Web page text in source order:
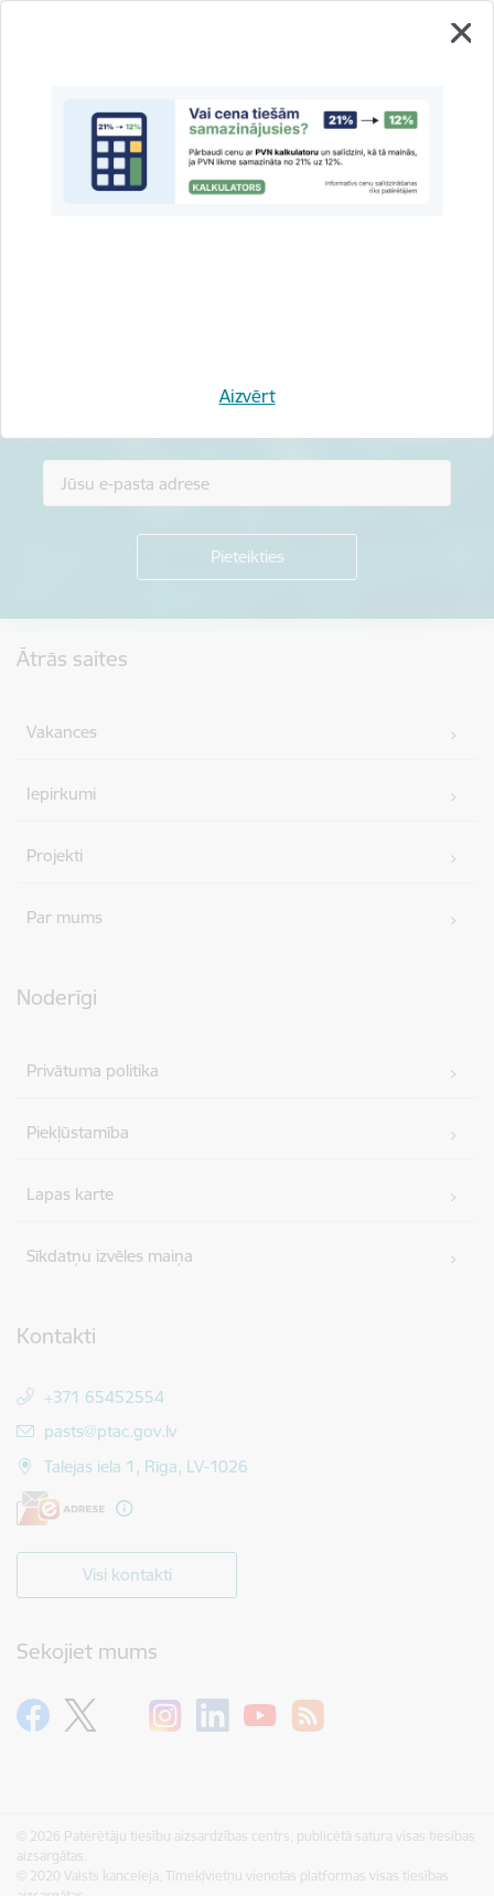
Aizvērt
Vai šī informācija bija noderīga?
Ātrās saites
Vakances
Iepirkumi
Projekti
Par mums
Noderīgi
Privātuma politika
Piekļūstamība
Lapas karte
Sīkdatņu izvēles maiņa
Kontakti
+371 65452554
E-pasts:
pasts@ptac.gov.lv
Talejas iela 1, Rīga, LV-1026
Visi kontakti
Sekojiet mums
© 2026 Patērētāju tiesību aizsardzības centrs, publicētā satura visas tiesības
aizsargātas.
© 2020 Valsts kanceleja, Tīmekļvietņu vienotās platformas visas tiesības